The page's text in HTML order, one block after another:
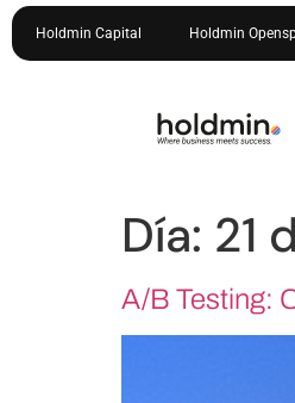
Holdmin Capital Holdmin
Día: 21
A/B Testing: